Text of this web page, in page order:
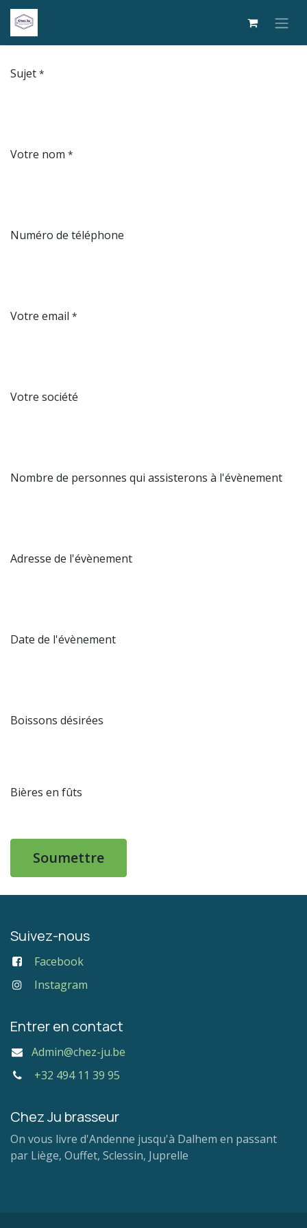
Se rendre au contenu
Sujet *
Votre nom *
Numéro de téléphone
Votre email *
Votre société
Nombre de personnes qui assisterons à l'évènement
Adresse de l'évènement
Date de l'évènement
Boissons désirées
Bières en fûts
Soumettre
Suivez-nous
Facebook
Instagram
Entrer en contact
Admin@chez-ju.be
+32 494 11 39 95
Chez Ju brasseur
On vous livre d'Andenne jusqu'à Dalhem en passant
par Liège, Ouffet, Sclessin, Juprelle